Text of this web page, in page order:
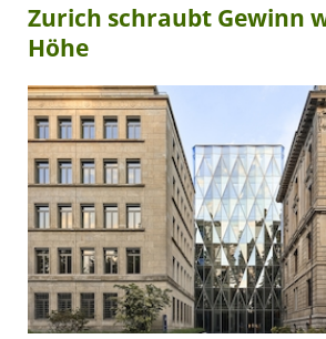
Zurich schraubt Gewinn
Höhe